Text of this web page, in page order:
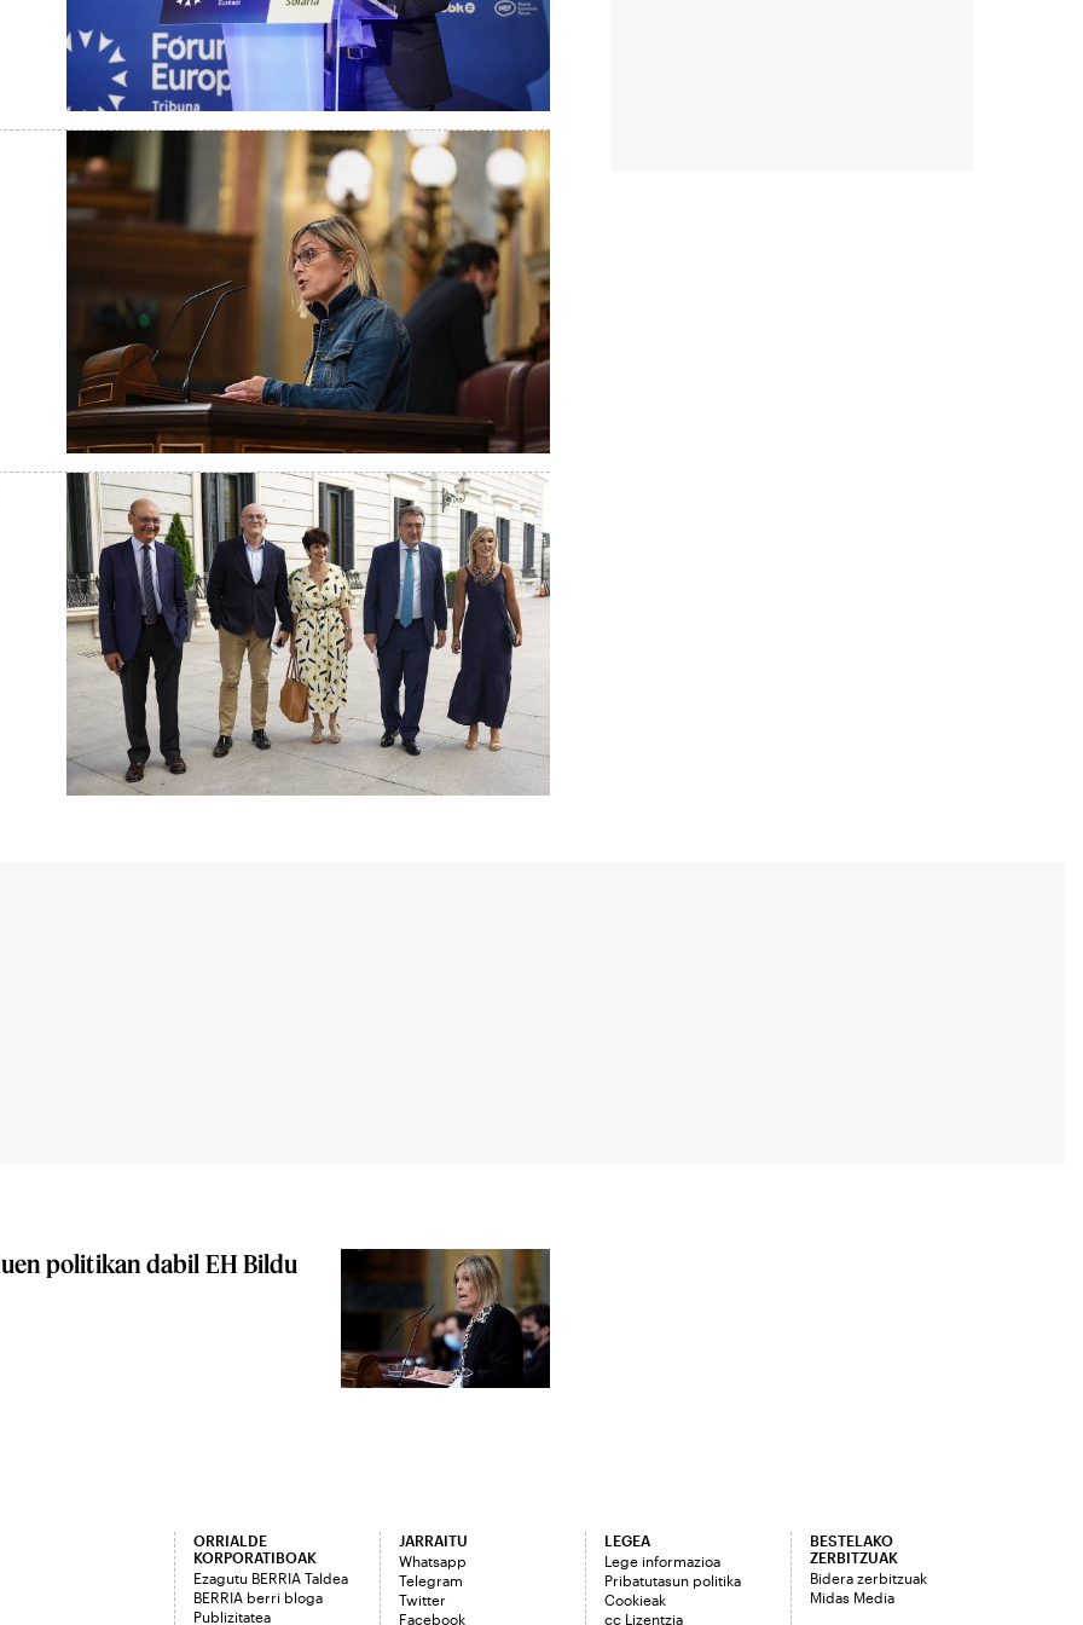
politikan dabil EH Bildu
ORRIALDE
KORPORATIBOAK
Ezagutu BERRIA Taldea
BERRIA berri bloga
Publizitatea
JARRAITU
Whatsapp
Telegram
Twitter
Facebook
LEGEA
Lege informazioa
Pribatutasun politika
Cookieak
cc Lizentzia
BESTELAKO
ZERBITZUAK
Bidera zerbitzuak
Midas Media